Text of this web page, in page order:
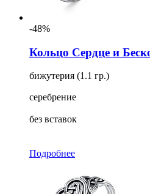
-48%
Кольцо Сердце и
бижутерия (1.1 гр.)
серебрение
без вставок
Подробнее